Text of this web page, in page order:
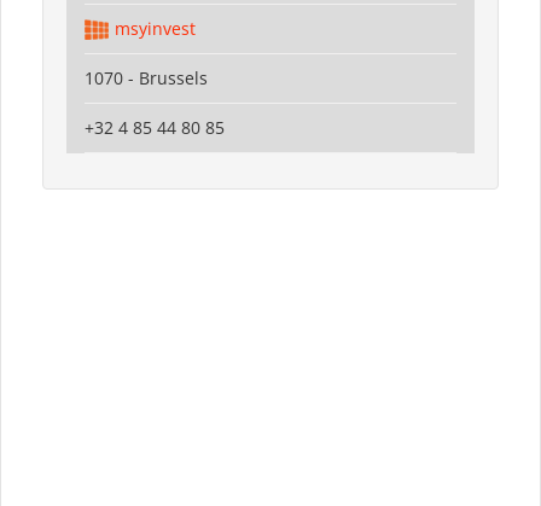
msyinvest
1070 - Brussels
+32 4 85 44 80 85